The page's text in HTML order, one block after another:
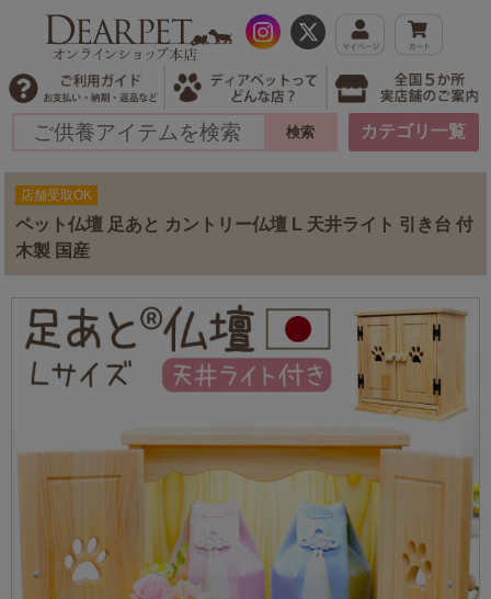
カテゴリ一覧
店舗受取OK
ペット仏壇 足あと カントリー仏壇 L 天井ライト 引き台 付
木製 国産